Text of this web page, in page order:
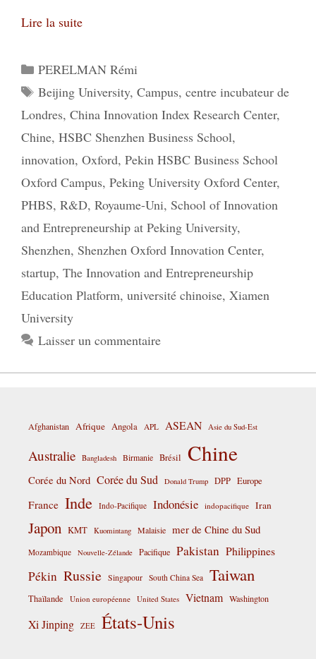
Lire la suite
Catégories
PERELMAN Rémi
Étiquettes
Beijing University, Campus, centre incubateur de
Londres, China Innovation Index Research Center,
Chine, HSBC Shenzhen Business School,
innovation, Oxford, Pekin HSBC Business School
Oxford Campus, Peking University Oxford Center,
PHBS, R&D, Royaume-Uni, School of Innovation
and Entrepreneurship at Peking University,
Shenzhen, Shenzhen Oxford Innovation Center,
startup, The Innovation and Entrepreneurship
Education Platform, université chinoise, Xiamen
University
Laisser un commentaire
Afghanistan Afrique Angola APL ASEAN Asie du Sud-Est
Australie Bangladesh Birmanie Brésil Chine
Corée du Nord Corée du Sud Donald Trump DPP Europe
France Inde Indo-Pacifique Indonésie indopacifique Iran
Japon KMT Kuomintang Malaisie mer de Chine du Sud
Mozambique Nouvelle-Zélande Pacifique Pakistan Philippines
Pékin Russie Singapour South China Sea Taiwan
Thaïlande Union européenne United States Vietnam Washington
Xi Jinping ZEE États-Unis